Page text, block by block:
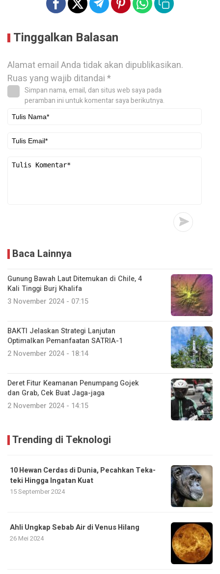
Tinggalkan Balasan
Alamat email Anda tidak akan dipublikasikan.
Ruas yang wajib ditandai*
Simpan nama, email, dan situs web saya pada
peramban ini untuk komentar saya berikutnya.
Baca Lainnya
Gunung Bawah Laut Ditemukan di Chile, 4
Kali Tinggi Burj Khalifa
3 November 2024 - 07:15
BAKTI Jelaskan Strategi Lanjutan
Optimalkan Pemanfaatan SATRIA-1
2 November 2024 - 18:14
Deret Fitur Keamanan Penumpang Gojek
dan Grab, Cek Buat Jaga-jaga
2 November 2024 - 14:15
Trending di Teknologi
10 Hewan Cerdas di Dunia, Pecahkan Teka-
teki Hingga Ingatan Kuat
15 September 2024
Ahli Ungkap Sebab Air di Venus Hilang
26 Mei 2024